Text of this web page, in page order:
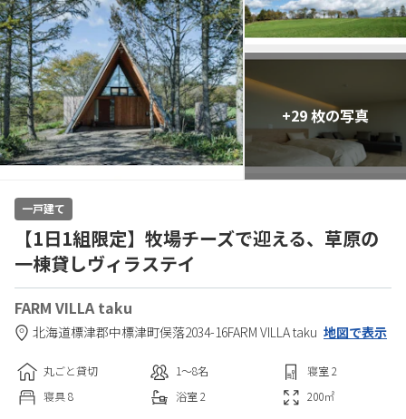
+29 枚の写真
一戸建て
【1日1組限定】牧場チーズで迎える、草原の
一棟貸しヴィラステイ
FARM VILLA taku
北海道標津郡中標津町俣落2034-16FARM VILLA taku 地図で表示
丸ごと貸切 1〜8名 寝室 2
寝具8 浴室 2 200㎡